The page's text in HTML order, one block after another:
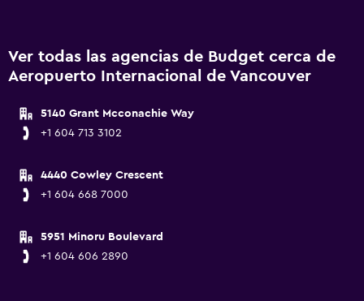
Ver todas las agencias de Budget cerca de
Aeropuerto Internacional de Vancouver
5140 Grant Mcconachie Way
+1 604 713 3102
4440 Cowley Crescent
+1 604 668 7000
5951 Minoru Boulevard
+1 604 606 2890